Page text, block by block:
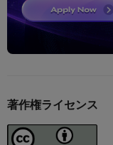
著作権ライセンス